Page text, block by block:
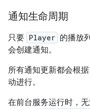
通知生命周期
只要 Player 的播放
会创建通知。
所有通知更新都会根据
动进行。
在前台服务运行时，